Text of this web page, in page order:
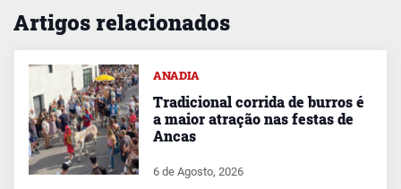
Artigos relacionados
ANADIA
Tradicional corrida de burros é
a maior atração nas festas de
Ancas
6 de Agosto, 2026